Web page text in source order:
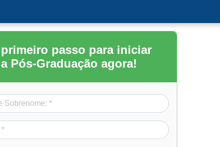
passo para iniciar
Pós-Graduação agora!